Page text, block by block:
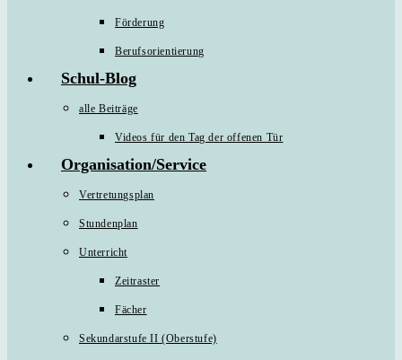
Förderung
Berufsorientierung
Schul-Blog
alle Beiträge
Videos für den Tag der offenen Tür
Organisation/Service
Vertretungsplan
Stundenplan
Unterricht
Zeitraster
Fächer
Sekundarstufe II (Oberstufe)